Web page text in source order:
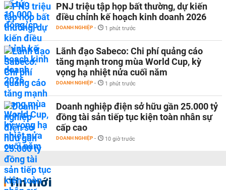
PNJ triệu tập họp bất thường, dự kiến
điều chỉnh kế hoạch kinh doanh 2026
DOANH NGHIỆP - 1 phút trước
Lãnh đạo Sabeco: Chi phí quảng cáo
tăng mạnh trong mùa World Cup, kỳ
vọng hạ nhiệt nửa cuối năm
DOANH NGHIỆP - 1 phút trước
Doanh nghiệp điện sở hữu gần 25.000 tỷ
đồng tài sản tiếp tục kiện toàn nhân sự
cấp cao
DOANH NGHIỆP - 10 giờ trước
Tin mới